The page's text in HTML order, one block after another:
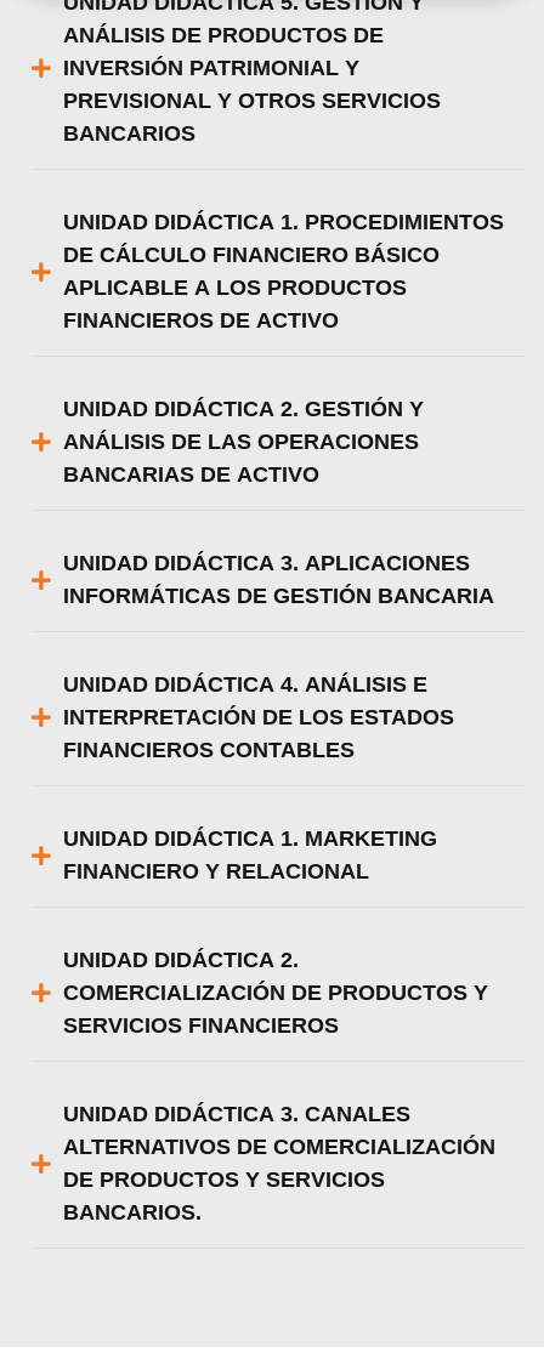
ANÁLISIS DE PRODUCTOS DE
INVERSIÓN PATRIMONIAL Y
PREVISIONAL Y OTROS SERVICIOS
BANCARIOS
UNIDAD DIDÁCTICA 1. PROCEDIMIENTOS
DE CÁLCULO FINANCIERO BÁSICO
APLICABLE A LOS PRODUCTOS
FINANCIEROS DE ACTIVO
UNIDAD DIDÁCTICA 2. GESTIÓN Y
ANÁLISIS DE LAS OPERACIONES
BANCARIAS DE ACTIVO
UNIDAD DIDÁCTICA 3. APLICACIONES
INFORMÁTICAS DE GESTIÓN BANCARIA
UNIDAD DIDÁCTICA 4. ANÁLISIS E
INTERPRETACIÓN DE LOS ESTADOS
FINANCIEROS CONTABLES
UNIDAD DIDÁCTICA 1. MARKETING
FINANCIERO Y RELACIONAL
UNIDAD DIDÁCTICA 2.
COMERCIALIZACIÓN DE PRODUCTOS Y
SERVICIOS FINANCIEROS
UNIDAD DIDÁCTICA 3. CANALES
ALTERNATIVOS DE COMERCIALIZACIÓN
DE PRODUCTOS Y SERVICIOS
BANCARIOS.